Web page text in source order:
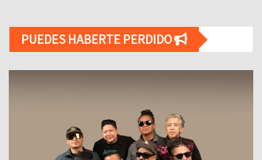
PUEDES HABERTE PERDIDO